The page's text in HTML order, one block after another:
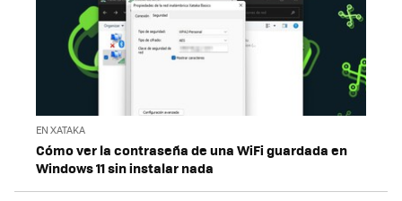
EN XATAKA
Cómo ver la contraseña de una WiFi guardada en
Windows 11 sin instalar nada